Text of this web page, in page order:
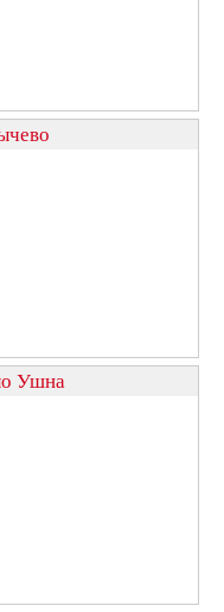
Ушна